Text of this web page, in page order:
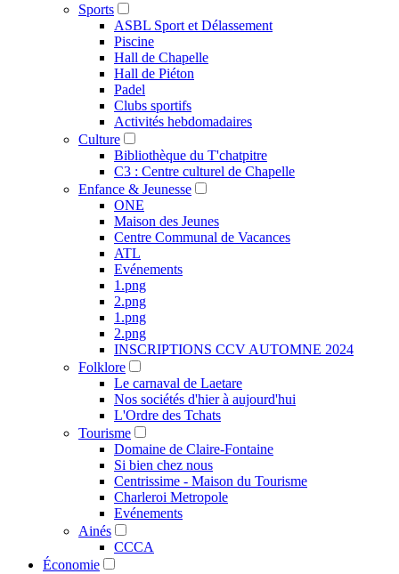
Sports
ASBL Sport et Délassement
Piscine
Hall de Chapelle
Hall de Piéton
Padel
Clubs sportifs
Activités hebdomadaires
Culture
Bibliothèque du T'chatpitre
C3 : Centre culturel de Chapelle
Enfance & Jeunesse
ONE
Maison des Jeunes
Centre Communal de Vacances
ATL
Evénements
1.png
2.png
1.png
2.png
INSCRIPTIONS CCV AUTOMNE 2024
Folklore
Le carnaval de Laetare
Nos sociétés d'hier à aujourd'hui
L'Ordre des Tchats
Tourisme
Domaine de Claire-Fontaine
Si bien chez nous
Centrissime - Maison du Tourisme
Charleroi Metropole
Evénements
Ainés
CCCA
Économie